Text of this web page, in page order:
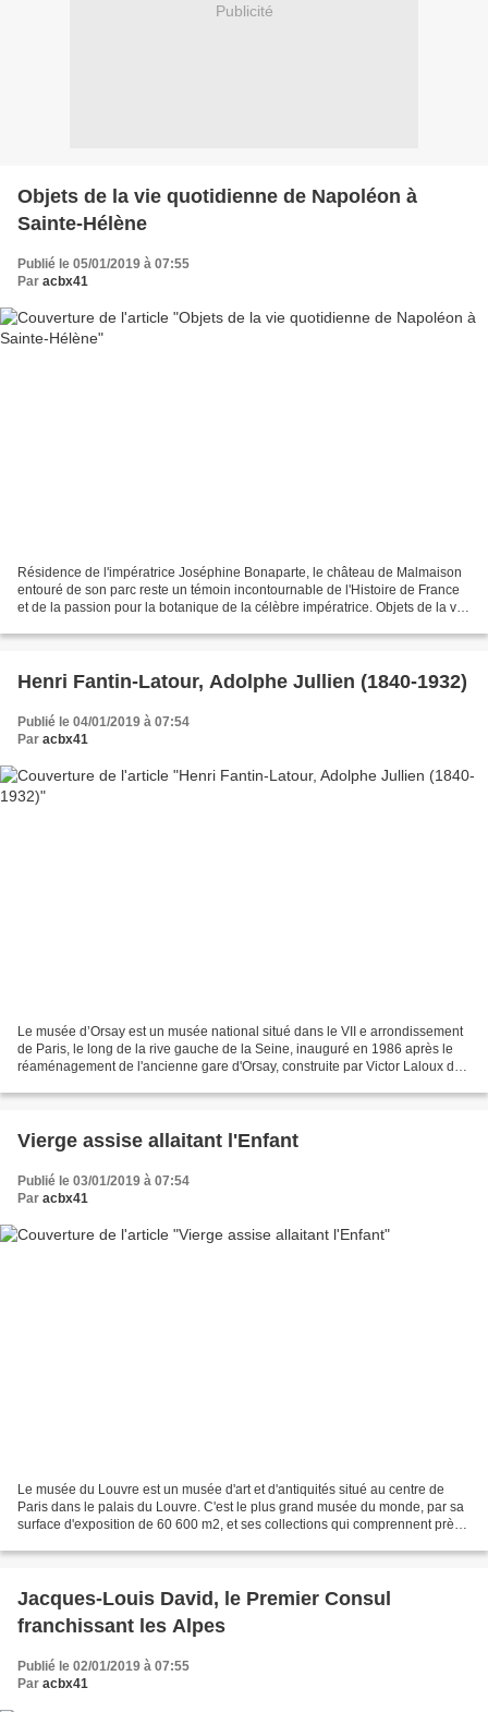
Publicité
Objets de la vie quotidienne de Napoléon à
Sainte-Hélène
Publié le 05/01/2019 à 07:55
Par acbx41
Résidence de l'impératrice Joséphine Bonaparte, le château de Malmaison
entouré de son parc reste un témoin incontournable de l'Histoire de France
et de la passion pour la botanique de la célèbre impératrice. Objets de la vie
Henri Fantin-Latour, Adolphe Jullien (1840-1932)
Publié le 04/01/2019 à 07:54
Par acbx41
Le musée d’Orsay est un musée national situé dans le VII e arrondissement
de Paris, le long de la rive gauche de la Seine, inauguré en 1986 après le
réaménagement de l'ancienne gare d'Orsay, construite par Victor Laloux de
Vierge assise allaitant l'Enfant
Publié le 03/01/2019 à 07:54
Par acbx41
Le musée du Louvre est un musée d'art et d'antiquités situé au centre de
Paris dans le palais du Louvre. C'est le plus grand musée du monde, par sa
surface d'exposition de 60 600 m2, et ses collections qui comprennent près
Jacques-Louis David, le Premier Consul
franchissant les Alpes
Publié le 02/01/2019 à 07:55
Par acbx41